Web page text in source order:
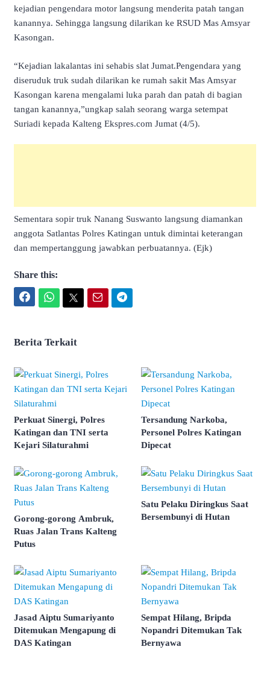
kejadian pengendara motor langsung menderita patah tangan
kanannya. Sehingga langsung dilarikan ke RSUD Mas Amsyar
Kasongan.
“Kejadian lakalantas ini sehabis slat Jumat.Pengendara yang
diseruduk truk sudah dilarikan ke rumah sakit Mas Amsyar
Kasongan karena mengalami luka parah dan patah di bagian
tangan kanannya,”ungkap salah seorang warga setempat
Suriadi kepada Kalteng Ekspres.com Jumat (4/5).
Sementara sopir truk Nanang Suswanto langsung diamankan
anggota Satlantas Polres Katingan untuk dimintai keterangan
dan mempertanggung jawabkan perbuatannya. (Ejk)
Share this:
Berita Terkait
Perkuat Sinergi, Polres
Katingan dan TNI serta
Kejari Silaturahmi
Tersandung Narkoba,
Personel Polres Katingan
Dipecat
Gorong-gorong Ambruk,
Ruas Jalan Trans Kalteng
Putus
Satu Pelaku Diringkus Saat
Bersembunyi di Hutan
Jasad Aiptu Sumariyanto
Ditemukan Mengapung di
DAS Katingan
Sempat Hilang, Bripda
Nopandri Ditemukan Tak
Bernyawa